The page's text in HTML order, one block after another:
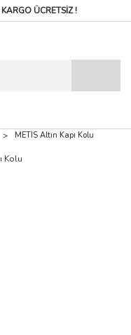
KARGO ÜCRETSİZ !
METIS Altın Kapı Kolu